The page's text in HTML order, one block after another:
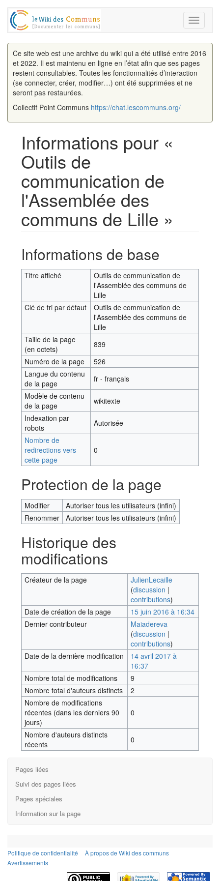
Toggle
Ce site web est une archive du wiki qui a été utilisé entre 2016
et 2022. Il est maintenu en ligne en l’état afin que ses pages
restent consultables. Toutes les fonctionnalités d’interaction
(se connecter, créer, modifier…) ont été supprimées et ne
seront pas restaurées.
Collectif Point Communs https://chat.lescommuns.org/
Informations pour «
Outils de
communication de
l'Assemblée des
communs de Lille »
Informations de base
Titre affiché
Outils de communication de
l'Assemblée des communs de
Lille
Clé de tri par défaut
Outils de communication de
l'Assemblée des communs de
Lille
Taille de la page
(en octets)
839
Numéro de la page
526
Langue du contenu
de la page
fr - français
Modèle de contenu
de la page
wikitexte
Indexation par
robots
Autorisée
Nombre de
redirections vers
cette page
0
Protection de la page
Modifier
Autoriser tous les utilisateurs (infini)
Renommer
Autoriser tous les utilisateurs (infini)
Historique des
modifications
Créateur de la page
JulienLecaille
(discussion |
contributions)
Date de création de la page
15 juin 2016 à 16:34
Dernier contributeur
Maiadereva
(discussion |
contributions)
Date de la dernière modification
14 avril 2017 à
16:37
Nombre total de modifications
9
Nombre total d'auteurs distincts
2
Nombre de modifications
récentes (dans les derniers 90
jours)
0
Nombre d'auteurs distincts
récents
0
Pages liées
Suivi des pages liées
Pages spéciales
Information sur la page
Politique de confidentialité
À propos de Wiki des communs
Avertissements